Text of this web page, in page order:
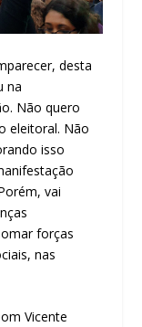
desta
na
Não quero
eleitoral. Não
isso
vai
forças
nas
Vicente